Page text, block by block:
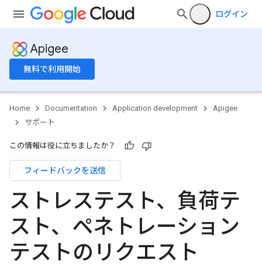
ログイン
Apigee
無料で利用開始
Home Documentation Application development
Apigee
サポート
この情報は役に立ちましたか？
フィードバックを送信
ストレステスト、負荷テ
スト、ペネトレーション
テストのリクエスト